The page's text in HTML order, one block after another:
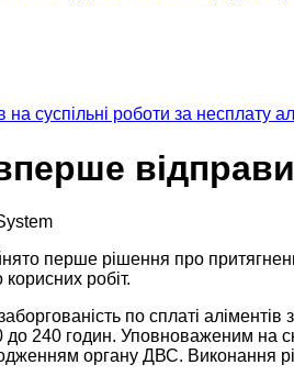
суспільні роботи за несплату
перше рішення про
робіт.
по сплаті
до 240 годин. Уповноваженим
органу ДВС. Виконання